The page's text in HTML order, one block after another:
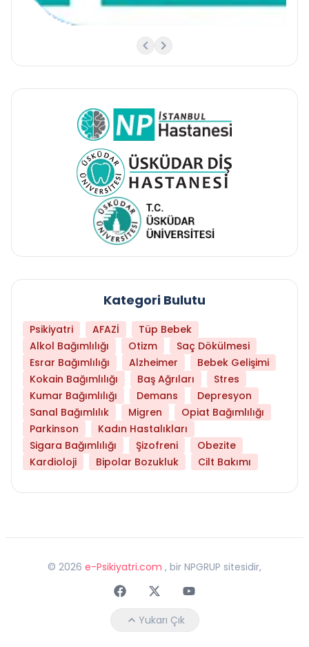
Kategori Bulutu
Psikiyatri AFAZİ
Tüp Bebek
Alkol Bağımlılığı
Otizm
Saç Dökülmesi
Esrar Bağımlılığı
Alzheimer
Bebek Gelişimi
Kokain Bağımlılığı
Baş Ağrıları
Stres
Kumar Bağımlılığı
Demans
Depresyon
Sanal Bağımlılık
Migren
Opiat Bağımlılığı
Parkinson
Kadın Hastalıkları
Sigara Bağımlılığı
Şizofreni
Obezite
Kardioloji
Bipolar Bozukluk Cilt Bakımı
© 2026 e-Psikiyatri.com , bir NPGRUP sitesidir,
FaceebokTwitterYoutube
Yukarı Çık